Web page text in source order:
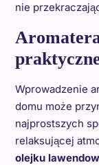
nie
Wprowadzenie
domu może
najprostszych
relaksującej
olejku